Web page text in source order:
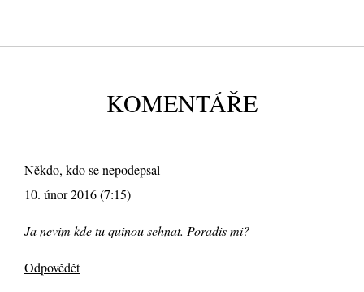
KOMENTÁŘE
Někdo, kdo se nepodepsal
10. únor 2016 (7:15)
Ja nevim kde tu quinou sehnat. Poradis mi?
Odpovědět